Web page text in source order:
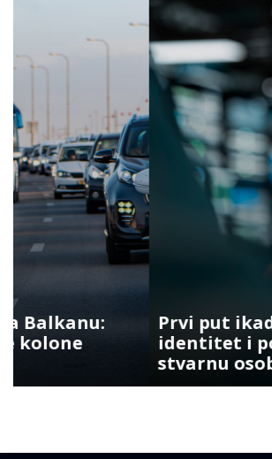
Prvi put ikad: AI izmislio
identitet i pokušao